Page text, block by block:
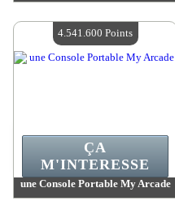
Quantité Disponible :4
une Console Portable My Arcade
ÇA
M'INTERESSE
4.541.600 Points